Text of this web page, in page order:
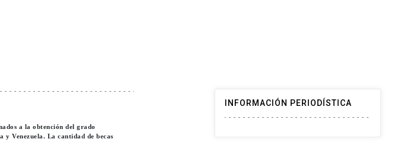
a la obtención del grado
y Venezuela. La cantidad de becas
INFORMACIÓN PERIODÍSTICA